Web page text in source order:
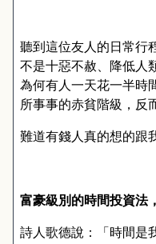
聽到這位友人的日常行
不是十惡不赦
降低人
為何有人一天花一半時
所事事的赤貧階級 ， 反
難道有錢人真的想的跟
富豪級別的時間投資法
詩人歌德說 ：「 時間是